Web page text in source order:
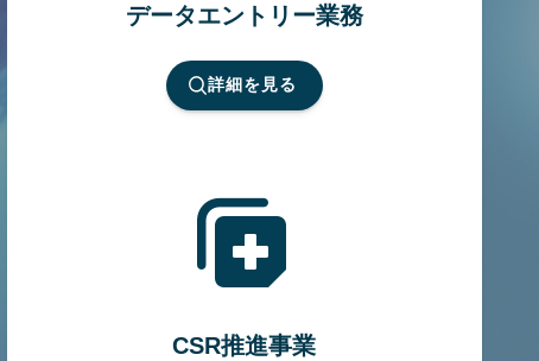
データエントリー業務
詳細を見る
CSR推進事業